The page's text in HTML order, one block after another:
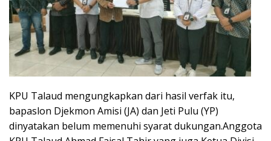
KPU Talaud mengungkapkan dari hasil verfak itu,
bapaslon Djekmon Amisi (JA) dan Jeti Pulu (YP)
dinyatakan belum memenuhi syarat dukungan.Anggota